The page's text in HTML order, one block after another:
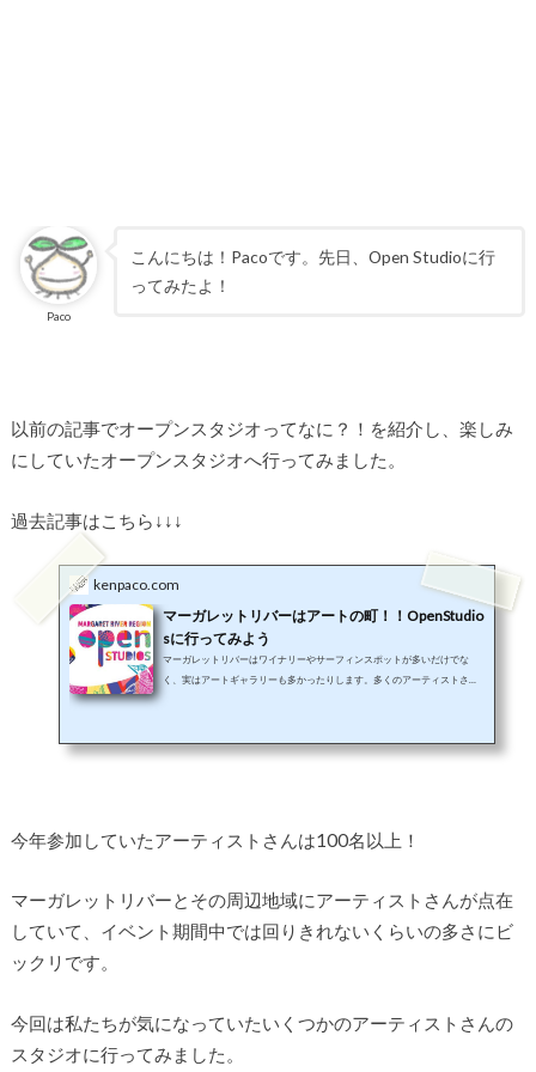
Paco
こんにちは！Pacoです。先日、Open Studioに行
ってみたよ！
以前の記事でオープンスタジオってなに？！を紹介し、楽しみ
にしていたオープンスタジオへ行ってみました。
過去記事はこちら↓↓↓
kenpaco.com
マーガレットリバーはアートの町！！OpenStudio
sに行ってみよう
マーガレットリバーはワイナリーやサーフィンスポットが多いだけでな
く、実はアートギャラリーも多かったりします。多くのアーティストさん
る様子を見ることができるのです。OpenStudioはこれから開催されるの
今年参加していたアーティストさんは100名以上！
マーガレットリバーとその周辺地域にアーティストさんが点在
していて、イベント期間中では回りきれないくらいの多さにビ
ックリです。
今回は私たちが気になっていたいくつかのアーティストさんの
スタジオに行ってみました。